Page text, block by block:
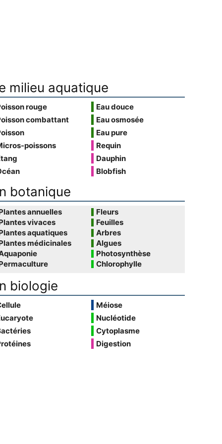
milieu aquatique
rouge
combattant
poissons
Eau douce
Eau osmosée
Eau pure
Requin
Dauphin
Blobfish
botanique
annuelles
vivaces
aquatiques
médicinales
Fleurs
Feuilles
Arbres
Algues
Photosynthèse
Chlorophylle
biologie
Méiose
Nucléotide
Cytoplasme
Digestion